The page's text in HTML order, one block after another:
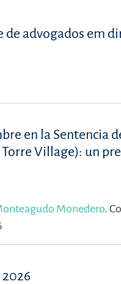
advogados em
en la Sentencia
Torre Village): un
Monedero.